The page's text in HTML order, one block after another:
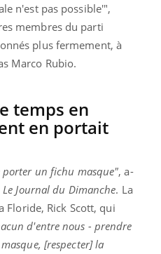
n'est pas possible'",
membres du parti
plus fermement, à
Marco Rubio.
temps en
en portait
porter un fichu masque", a-
Le Journal du Dimanche. La
Floride, Rick Scott, qui
d'entre nous - prendre
[respecter] la